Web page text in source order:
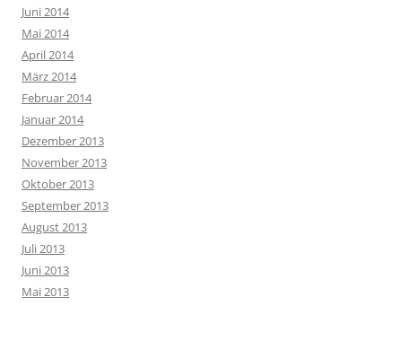
Juni 2014
Mai 2014
April 2014
März 2014
Februar 2014
Januar 2014
Dezember 2013
November 2013
Oktober 2013
September 2013
August 2013
Juli 2013
Juni 2013
Mai 2013